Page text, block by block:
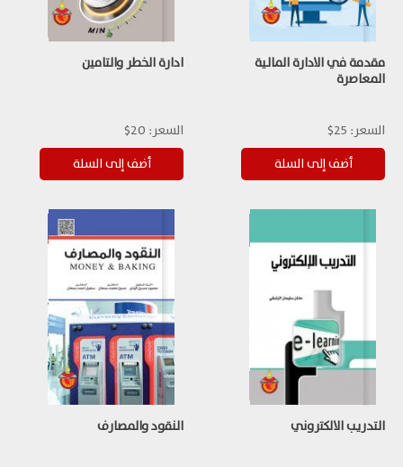
مقدمة في الادارة المالية
المعاصرة
السعر: 25$
ادارة الخطر والتامين
السعر: 20$
التدريب الالكتروني النقود والمصارف